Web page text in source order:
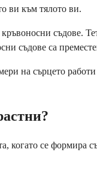
ви към тялото ви.
съдове.
съдове са
на сърцето
когато се